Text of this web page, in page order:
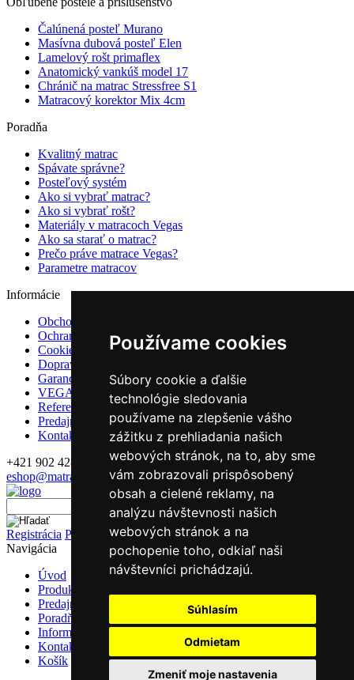
Používame cookies
Súbory cookie a ďalšie
technológie sledovania
používame na zlepšenie vášho
zážitku z prehliadania našich
webových stránok, na to, aby sme
vám zobrazovali prispôsobený
obsah a cielené reklamy, na
analýzu návštevnosti našich
webových stránok a na
pochopenie toho, odkiaľ naši
návštevníci prichádzajú.
Súhlasím
Odmietam
Zmeniť moje nastavenia
Čalúnená posteľ Murano
Masívna dubová posteľ Elen
Lamelový rošt primaflex
Anatomický vankúš model 17
Chránič na matrac Stressfree S1
Matracový korektor Mix 4cm
Poradňa
Kvalitný matrac
Spávate správne?
Posteľový systém
Ako si vybrať matrac?
Ako si vybrať rošt?
Materiály v matracoch Vegas
Ako sa starať o matrac?
Prečo práve matrace Vegas?
Parametre matracov
Informácie
Obchodné podmienky
Ochrana osobných údajov
Cookies
Doprava
Garancie a záruky
VEGAS Group
Referencie
Predajne
Kontakt
+421 902 428 992
eshop@matrace-vegas.sk
Vyhľadávanie
Registrácia Prihlásenie
Navigácia
Úvod
Produkty
Predajne
Poradňa
Informácie
Kontakt
Košík